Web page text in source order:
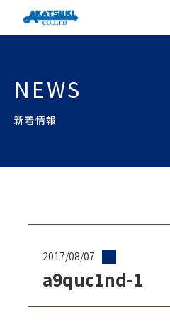
NEWS
新着情報
2017/08/07
a9quc1nd-1